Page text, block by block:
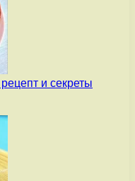
и секреты